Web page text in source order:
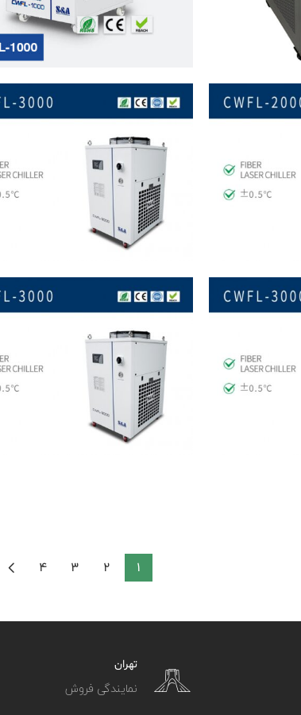
Read more
Read more
1
2
3
4
تهران
نمایندگی فروش